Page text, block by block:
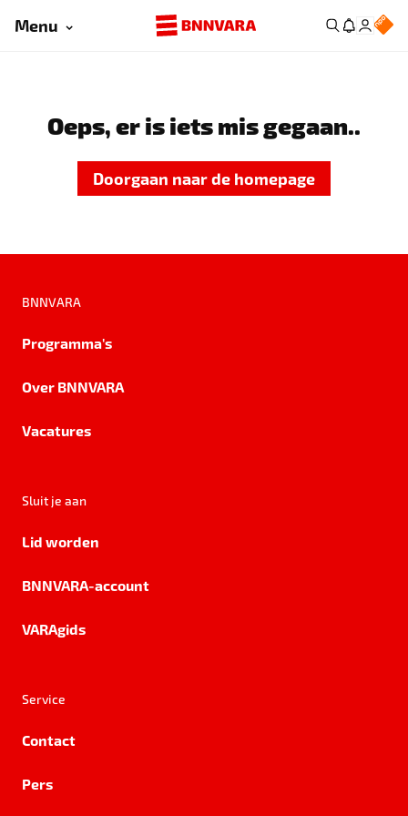
Menu
Oeps, er is iets mis gegaan..
Doorgaan naar de homepage
BNNVARA
Programma's
Over BNNVARA
Vacatures
Sluit je aan
Lid worden
BNNVARA-account
VARAgids
Service
Contact
Pers